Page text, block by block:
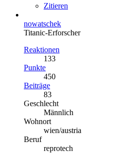
Zitieren
nowatschek
Titanic-Erforscher
Reaktionen
133
Punkte
450
Beiträge
83
Geschlecht
Männlich
Wohnort
wien/austria
Beruf
reprotech